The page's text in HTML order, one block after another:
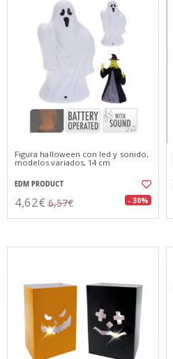
Figura halloween con led y sonido,
modelos variados, 14 cm
EDM PRODUCT
4,62€ 6,57€ - 30%